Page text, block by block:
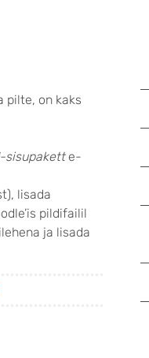
pilte, on kaks
sisupakette-
lisada
pildifailil
ja lisada